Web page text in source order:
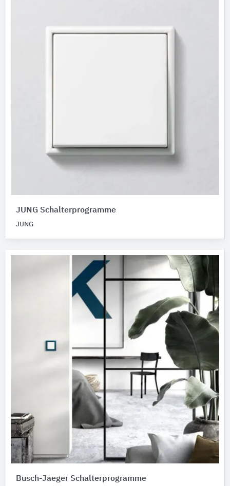
JUNG Schalterprogramme
JUNG
Busch-Jaeger Schalterprogramme